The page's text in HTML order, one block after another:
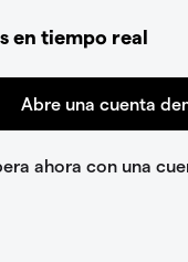
en tiempo real